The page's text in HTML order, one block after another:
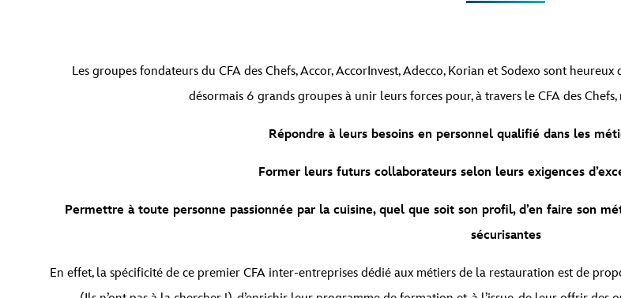
Les groupes fondateurs du CFA des Chefs, Accor, AccorInvest, Adecco, Korian et Sodexo sont
désormais 6 grands groupes à unir leurs forces pour, à travers le CFA des
Répondre à leurs besoins en personnel qualifié dans les
Former leurs futurs collaborateurs selon leurs exigences
Permettre à toute personne passionnée par la cuisine, quel que soit son profil, d’en faire son
sécurisantes
En effet, la spécificité de ce premier CFA inter-entreprises dédié aux métiers de la restauration est de